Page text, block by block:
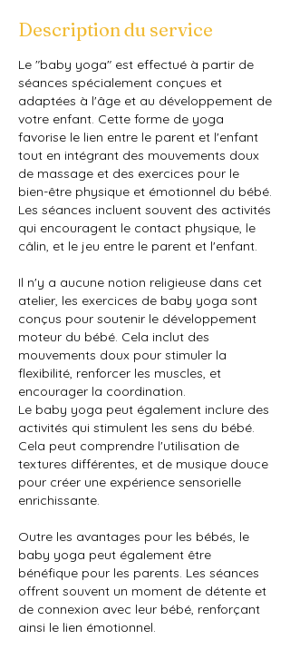
Description du service
Le "baby yoga" est effectué à partir de
séances spécialement conçues et
adaptées à l'âge et au développement de
votre enfant. Cette forme de yoga
favorise le lien entre le parent et l'enfant
tout en intégrant des mouvements doux
de massage et des exercices pour le
bien-être physique et émotionnel du bébé.
Les séances incluent souvent des activités
qui encouragent le contact physique, le
câlin, et le jeu entre le parent et l'enfant.
Il n'y a aucune notion religieuse dans cet
atelier, les exercices de baby yoga sont
conçus pour soutenir le développement
moteur du bébé. Cela inclut des
mouvements doux pour stimuler la
flexibilité, renforcer les muscles, et
encourager la coordination.
Le baby yoga peut également inclure des
activités qui stimulent les sens du bébé.
Cela peut comprendre l'utilisation de
textures différentes, et de musique douce
pour créer une expérience sensorielle
enrichissante.
Outre les avantages pour les bébés, le
baby yoga peut également être
bénéfique pour les parents. Les séances
offrent souvent un moment de détente et
de connexion avec leur bébé, renforçant
ainsi le lien émotionnel.